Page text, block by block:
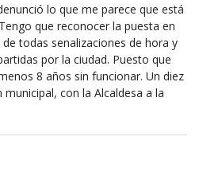
lo que me parece que está
que reconocer la puesta en
todas senalizaciones de hora y
por la ciudad. Puesto que
8 años sin funcionar. Un diez
con la Alcaldesa a la